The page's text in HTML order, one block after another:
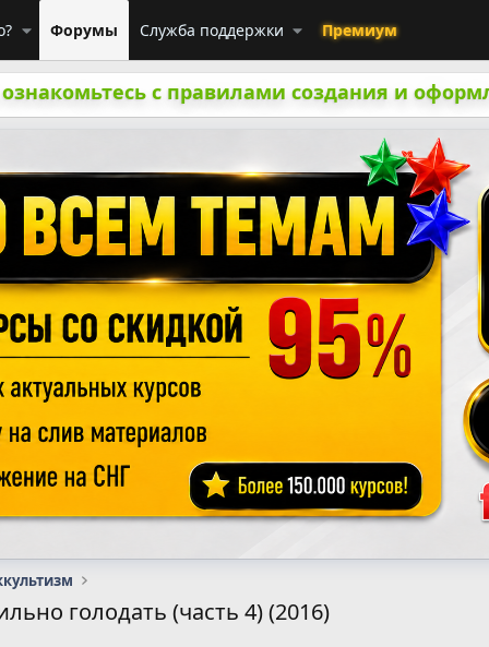
Форумы Служба поддержки Премиум
с правилами создания и
голодать (часть 4) (2016)